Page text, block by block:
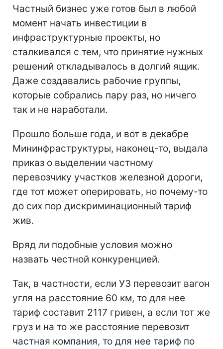
Частный бизнес уже готов был в любой
момент начать инвестиции в
инфраструктурные проекты, но
сталкивался с тем, что принятие нужных
решений откладывалось в долгий ящик.
Даже создавались рабочие группы,
которые собрались пару раз, но ничего
так и не наработали.
Прошло больше года, и вот в декабре
Мининфраструктуры, наконец-то, выдала
приказ о выделении частному
перевозчику участков железной дороги,
где тот может оперировать, но почему-то
до сих пор дискриминационный тариф
жив.
Вряд ли подобные условия можно
назвать честной конкуренцией.
Так, в частности, если УЗ перевозит вагон
угля на расстояние 60 км, то для нее
тариф составит 2117 гривен, а если тот же
груз и на то же расстояние перевозит
частная компания, то для нее тариф по